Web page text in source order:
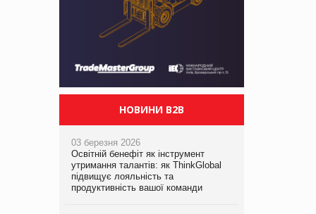
НОВИНИ B2B
03 березня 2026
Освітній бенефіт як інструмент
утримання талантів: як ThinkGlobal
підвищує лояльність та
продуктивність вашої команди